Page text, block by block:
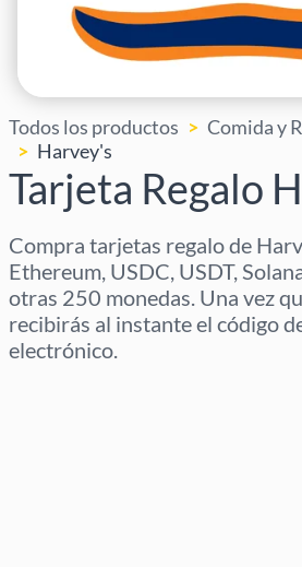
Todos los productos
Comida y
Harvey's
Tarjeta Regalo
Compra tarjetas regalo de
Ethereum, USDC, USDT,
otras 250 monedas. Una vez
recibirás al instante el código
electrónico.